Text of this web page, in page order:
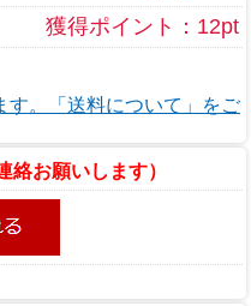
獲得ポイント：12pt
す。「送料について」をご
絡お願いします）